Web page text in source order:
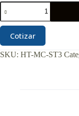
Patín
Hidráulico
3
Toneladas
Mclane
Estándar
27"
Cotizar
SKU: HT-MC-ST3